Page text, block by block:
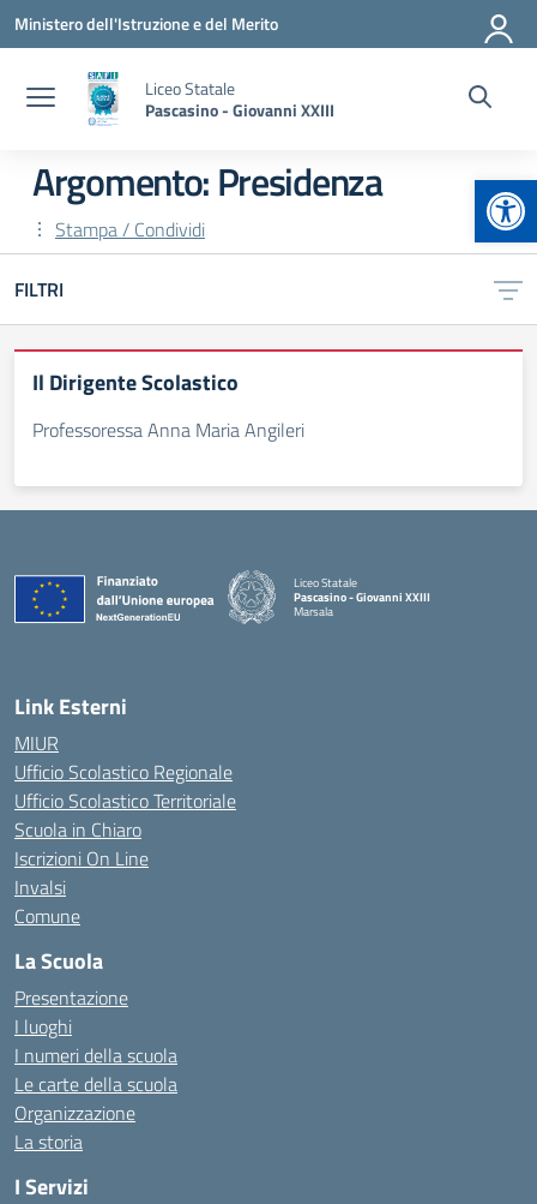
Vai ai contenuti
Vai al menu di navigazione
Vai al footer
Ministero dell'Istruzione e del Merito
Liceo Statale
Pascasino - Giovanni XXIII
Argomento: Presidenza
Stampa / Condividi
FILTRI
Il Dirigente Scolastico
Professoressa Anna Maria Angileri
Liceo Statale
Pascasino - Giovanni XXIII
Marsala
Link Esterni
MIUR
Ufficio Scolastico Regionale
Ufficio Scolastico Territoriale
Scuola in Chiaro
Iscrizioni On Line
Invalsi
Comune
La Scuola
Presentazione
I luoghi
I numeri della scuola
Le carte della scuola
Organizzazione
La storia
I Servizi